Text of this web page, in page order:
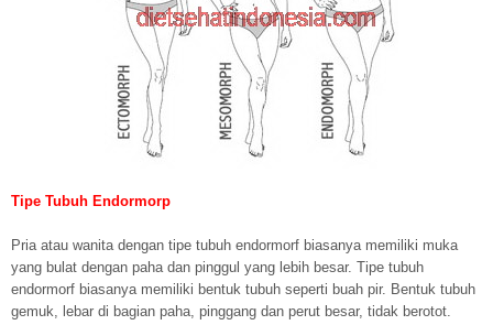
Tipe Tubuh Endormorp
Pria atau wanita dengan tipe tubuh endormorf biasanya memiliki muka
yang bulat dengan paha dan pinggul yang lebih besar. Tipe tubuh
endormorf biasanya memiliki bentuk tubuh seperti buah pir. Bentuk tubuh
gemuk, lebar di bagian paha, pinggang dan perut besar, tidak berotot.